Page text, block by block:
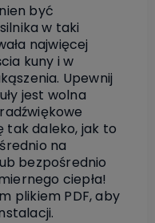
być
w taki
najwięcej
kuny i w
Upewnij
jest wolna
tak daleko, jak to
na
bezpośrednio
ciepła!
plikiem PDF, aby